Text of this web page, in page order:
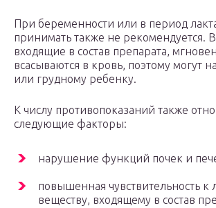
При беременности или в период
принимать также не рекомендуется.
входящие в состав препарата,
всасываются в кровь, поэтому могут
или грудному ребенку.
К числу противопоказаний также
следующие факторы:
нарушение функций почек и
повышенная чувствительность к
веществу, входящему в состав